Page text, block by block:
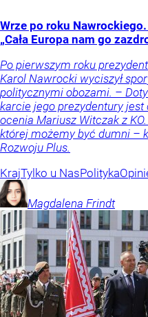
Wrze po roku
„Cała Europa nam go
Po pierwszym roku
Karol Nawrocki wyciszył
politycznymi obozami. –
karcie jego prezydentury
ocenia Mariusz Witczak z
której możemy być dumni –
Rozwoju Plus.
KrajTylko u NasPolityka
Magdalena Frindt